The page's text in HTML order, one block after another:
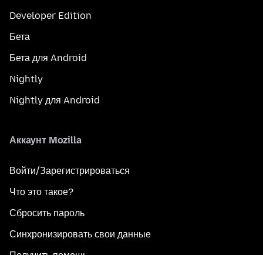
Developer Edition
Бета
Бета для Android
Nightly
Nightly для Android
Аккаунт Mozilla
Войти/Зарегистрироваться
Что это такое?
Сбросить пароль
Синхронизировать свои данные